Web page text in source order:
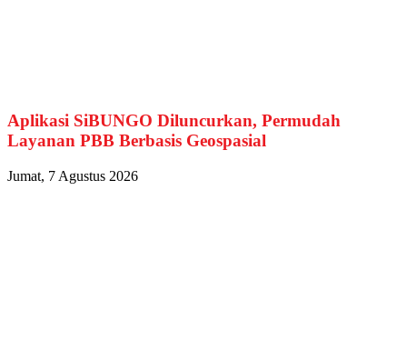
Aplikasi SiBUNGO Diluncurkan, Permudah
Layanan PBB Berbasis Geospasial
Jumat, 7 Agustus 2026